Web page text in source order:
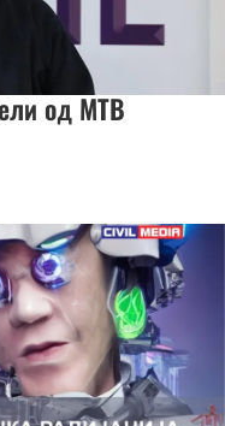
од МТВ